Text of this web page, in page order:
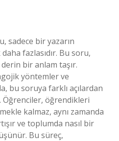
sadece bir yazarın
fazlasıdır. Bu soru,
bir anlam taşır.
yöntemler ve
bu soruya farklı açılardan
öğrendikleri
kalmaz, aynı zamanda
ve toplumda nasıl bir
Bu süreç,